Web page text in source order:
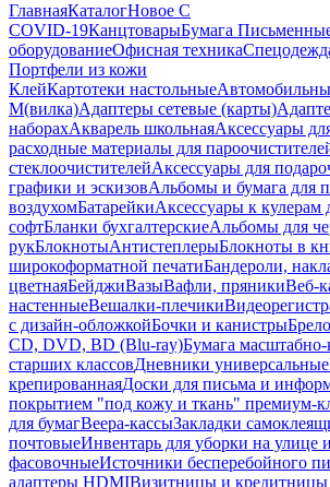
ГлавнаяКаталогНовое С
COVID-19КанцтоварыБумага
оборудованиеОфисная техника
Портфели из кожи
КлейКартотеки настольные
M(вилка)Адаптеры сетевые (карты)
наборахАкварель школьнаяАксессуары
расходные материалы для
стеклоочистителейАксессуары для
графики и эскизовАльбомы и бумага для
воздухомБатарейкиАксессуары к
софтБланки бухгалтерскиеАльбомы для
рукБлокнотыАнтистеплерыБлокноты в
широкоформатной печатиБандероли,
цветнаяБейджиВазыВафли, пряникиВеб-
настенныеВешалки-плечики
с дизайн-обложкойБочки и канистры
CD, DVD, BD (Blu-ray)Бумага масштабно-
старших классовДневники универсальные
крепированнаяДоски для письма и
покрытием "под кожу и ткань" премиум-
для бумагВеера-кассыЗакладки
почтовыеИнвентарь для уборки на улице
фасовочныеИсточники бесперебойного
адаптеры HDMIВизитницы и